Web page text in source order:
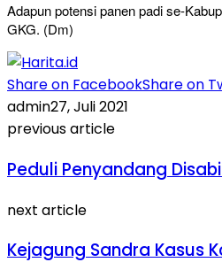
Adapun potensi panen padi se-
GKG. (Dm)
Share on FacebookShare on
admin27, Juli 2021
previous article
Peduli Penyandang
next article
Kejagung Sandra Kasus